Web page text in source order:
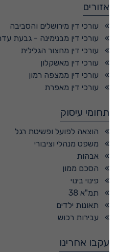
אזורים
עורכי דין מירושלים והסביבה
עורכי דין מבנימינה - גבעת עדה
עורכי דין מחצור הגלילית
עורכי דין מאשקלון
עורכי דין ממצפה רמון
עורכי דין מאפרת
תחומי עיסוק
הוצאה לפועל ופשיטת רגל
משפט מנהלי וציבורי
אבהות
הסכם ממון
פינוי בינוי
תמ"א 38
תאונות ילדים
עבירות רכוש
עקבו אחרינו